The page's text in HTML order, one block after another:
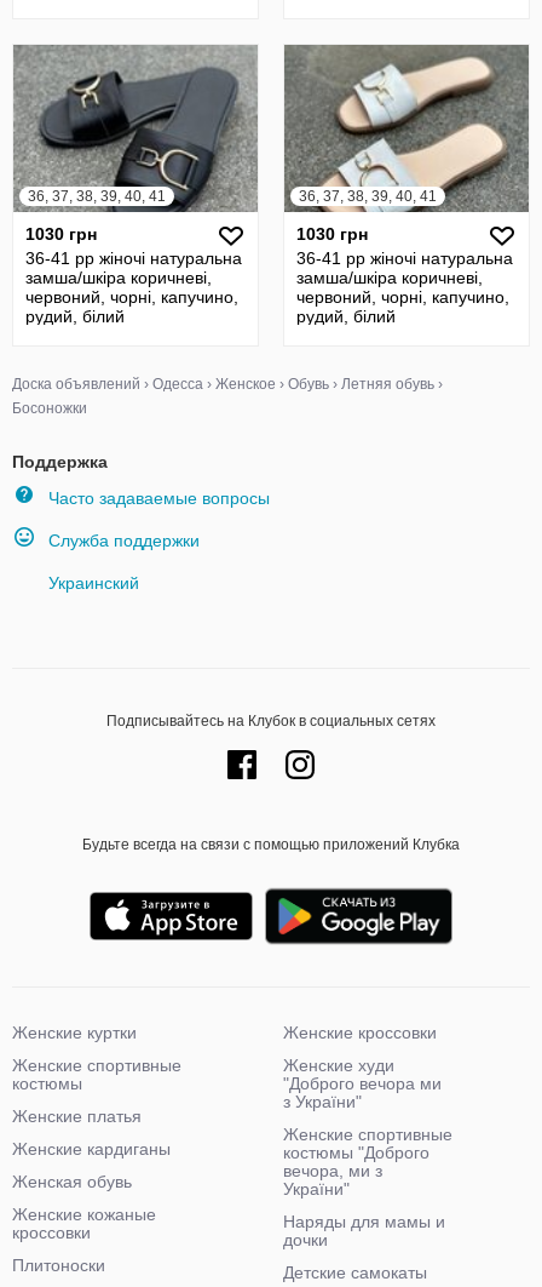
36, 37, 38, 39, 40, 41
1030 грн
36-41 рр жіночі натуральна
замша/шкіра коричневі,
червоний, чорні, капучино,
рудий, білий
36, 37, 38, 39, 40, 41
1030 грн
36-41 рр жіночі натуральна
замша/шкіра коричневі,
червоний, чорні, капучино,
рудий, білий
Доска объявлений › Одесса › Женское › Обувь › Летняя обувь ›
Босоножки
Поддержка
Часто задаваемые вопросы
Служба поддержки
Украинский
Подписывайтесь на Клубок в социальных сетях
Будьте всегда на связи с помощью приложений Клубка
Женские куртки
Женские спортивные
костюмы
Женские платья
Женские кардиганы
Женская обувь
Женские кожаные
кроссовки
Плитоноски
Женские кроссовки
Женские худи
"Доброго вечора ми
з України"
Женские спортивные
костюмы "Доброго
вечора, ми з
України"
Наряды для мамы и
дочки
Детские самокаты